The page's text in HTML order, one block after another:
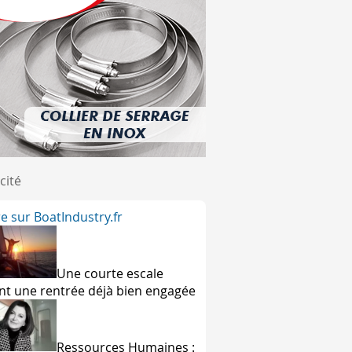
sur BoatIndustry.fr
Une courte escale
une rentrée déjà bien engagée
Ressources Humaines :